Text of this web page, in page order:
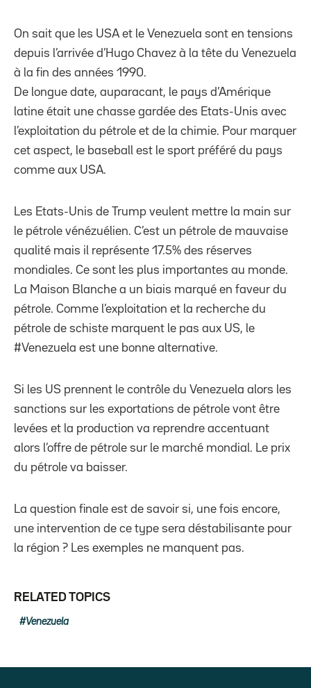
On sait que les USA et le Venezuela sont en tensions
depuis l’arrivée d’Hugo Chavez à la tête du Venezuela
à la fin des années 1990.
De longue date, auparacant, le pays d’Amérique
latine était une chasse gardée des Etats-Unis avec
l’exploitation du pétrole et de la chimie. Pour marquer
cet aspect, le baseball est le sport préféré du pays
comme aux USA.
Les Etats-Unis de Trump veulent mettre la main sur
le pétrole vénézuélien. C’est un pétrole de mauvaise
qualité mais il représente 17.5% des réserves
mondiales. Ce sont les plus importantes au monde.
La Maison Blanche a un biais marqué en faveur du
pétrole. Comme l’exploitation et la recherche du
pétrole de schiste marquent le pas aux US, le
#Venezuela est une bonne alternative.
Si les US prennent le contrôle du Venezuela alors les
sanctions sur les exportations de pétrole vont être
levées et la production va reprendre accentuant
alors l’offre de pétrole sur le marché mondial. Le prix
du pétrole va baisser.
La question finale est de savoir si, une fois encore,
une intervention de ce type sera déstabilisante pour
la région ? Les exemples ne manquent pas.
RELATED TOPICS
Venezuela